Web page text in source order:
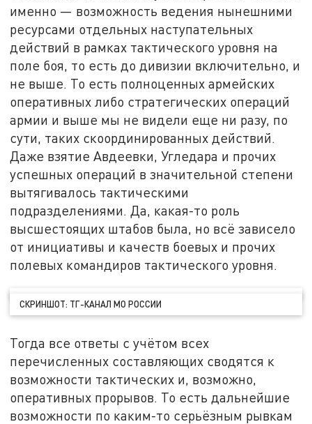
именно — возможность ведения нынешними
ресурсами отдельных наступательных
действий в рамках тактического уровня на
поле боя, то есть до дивизии включительно, и
не выше. То есть полноценных армейских
оперативных либо стратегических операций
армии и выше мы не видели еще ни разу, по
сути, таких скоординированных действий.
Даже взятие Авдеевки, Угледара и прочих
успешных операций в значительной степени
вытягивалось тактическими
подразделениями. Да, какая-то роль
высшестоящих штабов была, но всё зависело
от инициативы и качеств боевых и прочих
полевых командиров тактического уровня.
СКРИНШОТ: ТГ-КАНАЛ МО РОССИИ
Тогда все ответы с учётом всех
перечисленных составляющих сводятся к
возможности тактических и, возможно,
оперативных прорывов. То есть дальнейшие
возможности по каким-то серьёзным рывкам